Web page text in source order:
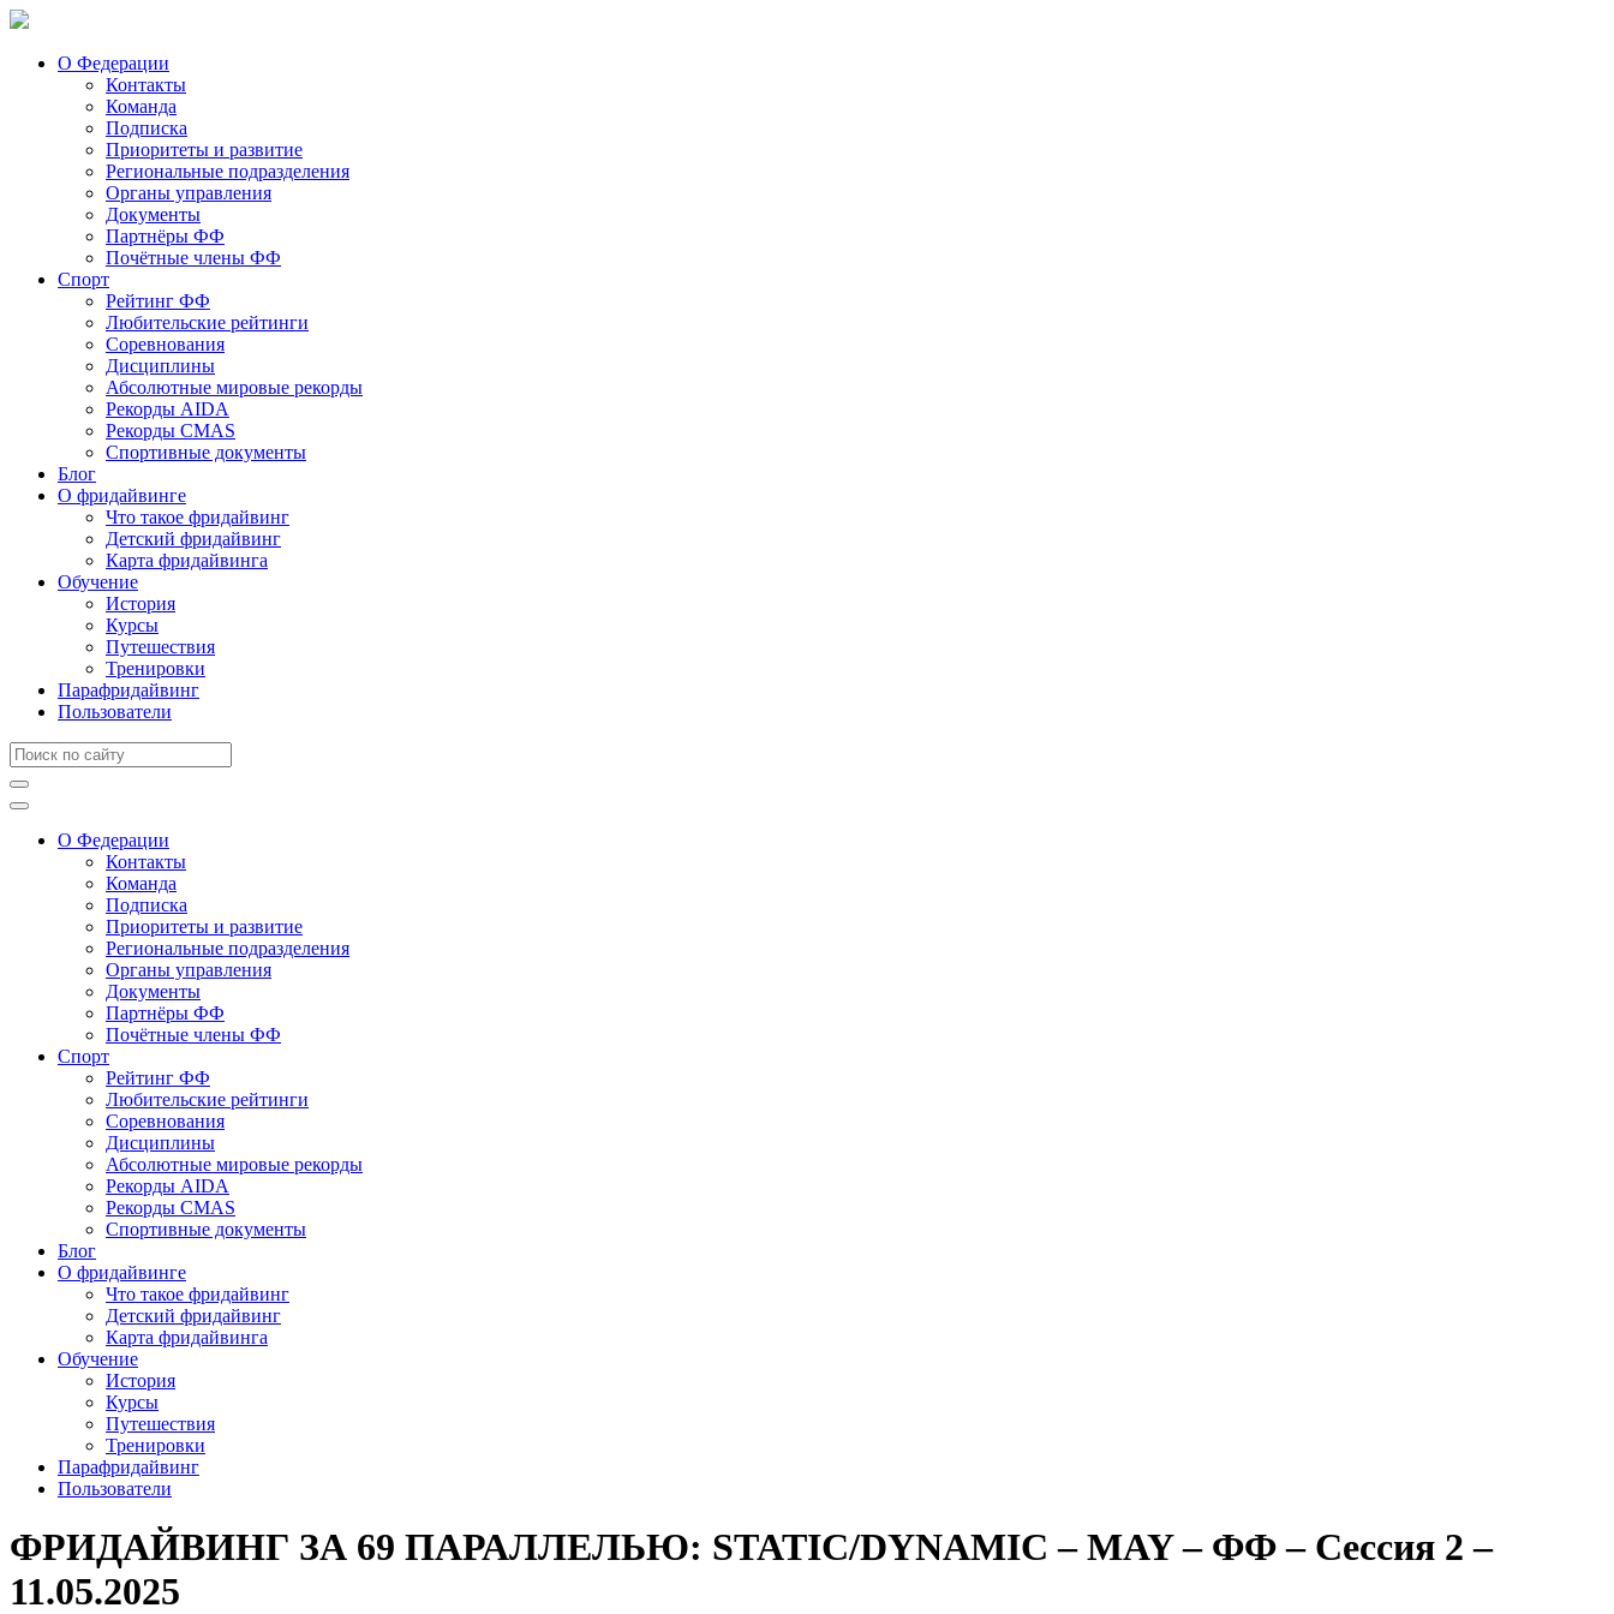
О Федерации
Контакты
Команда
Подписка
Приоритеты и развитие
Региональные подразделения
Органы управления
Документы
Партнёры ФФ
Почётные члены ФФ
Спорт
Рейтинг ФФ
Любительские рейтинги
Соревнования
Дисциплины
Абсолютные мировые рекорды
Рекорды AIDA
Рекорды CMAS
Спортивные документы
Блог
О фридайвинге
Что такое фридайвинг
Детский фридайвинг
Карта фридайвинга
Обучение
История
Курсы
Путешествия
Тренировки
Парафридайвинг
Пользователи
О Федерации
Контакты
Команда
Подписка
Приоритеты и развитие
Региональные подразделения
Органы управления
Документы
Партнёры ФФ
Почётные члены ФФ
Спорт
Рейтинг ФФ
Любительские рейтинги
Соревнования
Дисциплины
Абсолютные мировые рекорды
Рекорды AIDA
Рекорды CMAS
Спортивные документы
Блог
О фридайвинге
Что такое фридайвинг
Детский фридайвинг
Карта фридайвинга
Обучение
История
Курсы
Путешествия
Тренировки
Парафридайвинг
Пользователи
ФРИДАЙВИНГ ЗА 69 ПАРАЛЛЕЛЬЮ: STATIC/DYNAMIC – MAY – ФФ – Сессия 2 –
11.05.2025